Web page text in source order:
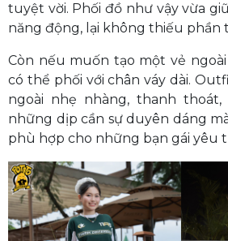
tuyệt vời. Phối đồ như vậy vừa
năng động, lại không thiếu phần
Còn nếu muốn tạo một vẻ
có thể phối với chân váy dài.
ngoài nhẹ nhàng, thanh
những dịp cần sự duyên dáng
phù hợp cho những bạn gái yêu